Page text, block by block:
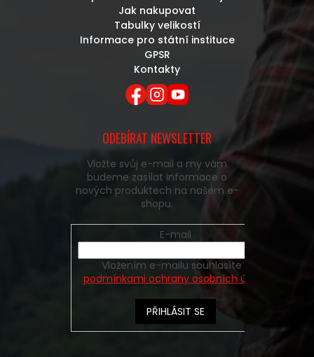
Jak nakupovat
Tabulky velikostí
Informace pro státní instituce
GPSR
Kontakty
ODEBÍRAT NEWSLETTER
Vložte svůj e-mail a my vám
budeme zasílat informace o
nových produktech na našem e-
shopu.
E-mail
podmínkami ochrany osobních údajů
PŘIHLÁSIT SE